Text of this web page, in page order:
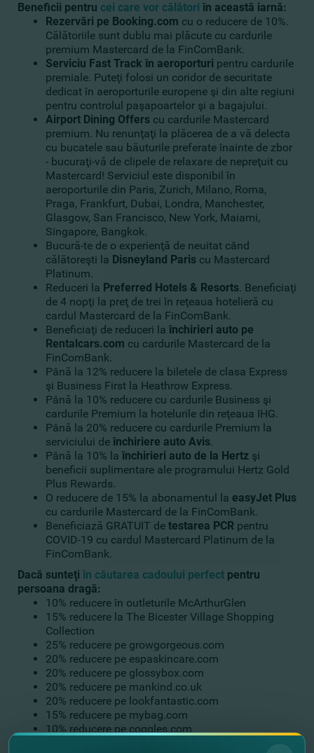
Beneficii pentru cei care vor călători în această iarnă:
Rezervări pe Booking.com cu o reducere de 10%.
Călătoriile sunt dublu mai plăcute cu cardurile
premium Mastercard de la FinComBank.
Serviciu Fast Track în aeroporturi pentru cardurile
premiale. Puteţi folosi un coridor de securitate
dedicat în aeroporturile europene şi din alte regiuni
pentru controlul paşapoartelor şi a bagajului.
Airport Dining Offers cu cardurile Mastercard
premium. Nu renunţaţi la plăcerea de a vă delecta
cu bucatele sau băuturile preferate înainte de zbor
- bucuraţi-vă de clipele de relaxare de nepreţuit cu
Mastercard! Serviciul este disponibil în
aeroporturile din Paris, Zurich, Milano, Roma,
Praga, Frankfurt, Dubai, Londra, Manchester,
Glasgow, San Francisco, New York, Maiami,
Singapore, Bangkok.
Bucură-te de o experienţă de neuitat când
călătoreşti la Disneyland Paris cu Mastercard
Platinum.
Reduceri la Preferred Hotels & Resorts. Beneficiaţi
de 4 nopţi la preţ de trei în reţeaua hotelieră cu
cardul Mastercard de la FinComBank.
Beneficiaţi de reduceri la închirieri auto pe
Rentalcars.com cu cardurile Mastercard de la
FinComBank.
Până la 12% reducere la biletele de clasa Express
şi Business First la Heathrow Express.
Până la 10% reducere cu cardurile Business şi
cardurile Premium la hotelurile din reţeaua IHG.
Până la 20% reducere cu cardurile Premium la
serviciului de închiriere auto Avis.
Până la 10% la închirieri auto de la Hertz şi
beneficii suplimentare ale programului Hertz Gold
Plus Rewards.
O reducere de 15% la abonamentul la easyJet Plus
cu cardurile Mastercard de la FinComBank.
Beneficiază GRATUIT de testarea PCR pentru
COVID-19 cu cardul Mastercard Platinum de la
FinComBank.
Dacă sunteţi în căutarea cadoului perfect pentru
persoana dragă:
10% reducere în outleturile McArthurGlen
15% reducere la The Bicester Village Shopping
Collection
25% reducere pe growgorgeous.com
20% reducere pe espaskincare.com
20% reducere pe glossybox.com
20% reducere pe mankind.co.uk
20% reducere pe lookfantastic.com
15% reducere pe mybag.com
10% reducere pe coggles.com